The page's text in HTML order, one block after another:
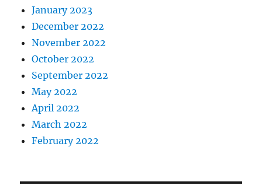
January 2023
December 2022
November 2022
October 2022
September 2022
May 2022
April 2022
March 2022
February 2022